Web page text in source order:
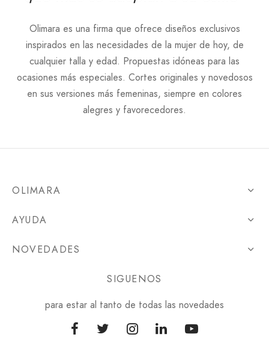
Olimara es una firma que ofrece diseños exclusivos
inspirados en las necesidades de la mujer de hoy, de
cualquier talla y edad. Propuestas idóneas para las
ocasiones más especiales. Cortes originales y novedosos
en sus versiones más femeninas, siempre en colores
alegres y favorecedores.
OLIMARA
AYUDA
NOVEDADES
SIGUENOS
para estar al tanto de todas las novedades